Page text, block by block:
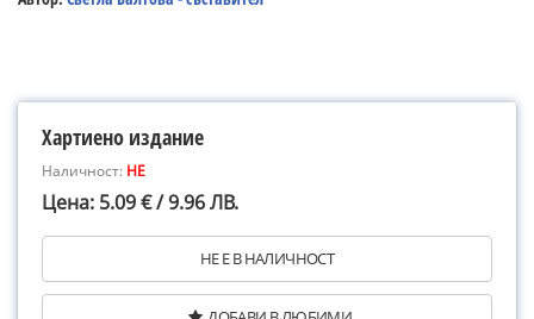
Хартиено издание
Наличност: НЕ
Цена: 5.09 € / 9.96 ЛВ.
НЕ Е В НАЛИЧНОСТ